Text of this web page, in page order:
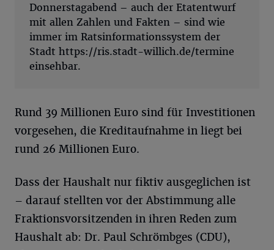
Donnerstagabend – auch der Etatentwurf
mit allen Zahlen und Fakten – sind wie
immer im Ratsinformationssystem der
Stadt https://ris.stadt-willich.de/termine
einsehbar.
Rund 39 Millionen Euro sind für Investitionen
vorgesehen, die Kreditaufnahme in liegt bei
rund 26 Millionen Euro.
Dass der Haushalt nur fiktiv ausgeglichen ist
– darauf stellten vor der Abstimmung alle
Fraktionsvorsitzenden in ihren Reden zum
Haushalt ab: Dr. Paul Schrömbges (CDU),